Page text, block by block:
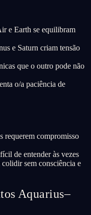
e Earth se equilibram
e Saturn criam tensão
que o outro pode não
o/a paciência de
requerem compromisso
de entender às vezes
sem consciência e
Aquarius–